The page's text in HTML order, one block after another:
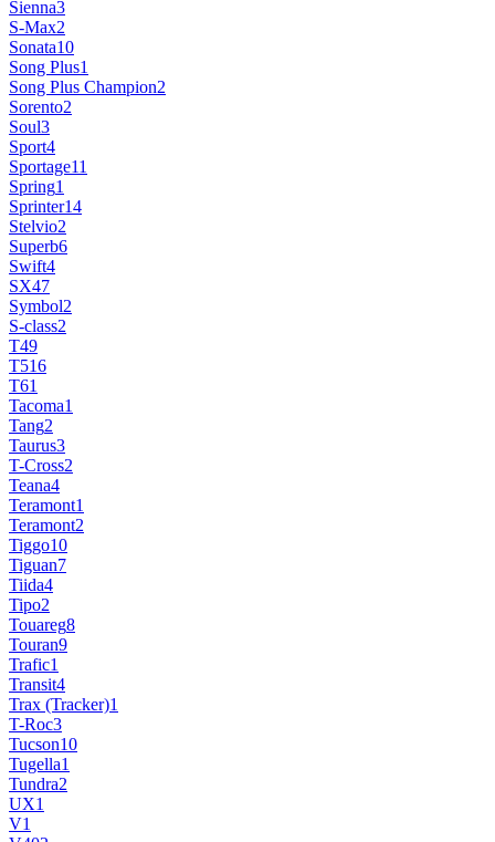
Sienna3
S-Max2
Sonata10
Song Plus1
Song Plus Champion2
Sorento2
Soul3
Sport4
Sportage11
Spring1
Sprinter14
Stelvio2
Superb6
Swift4
SX47
Symbol2
S-сlass2
T49
T516
T61
Tacoma1
Tang2
Taurus3
T-Cross2
Teana4
Teramont1
Teramont2
Tiggo10
Tiguan7
Tiida4
Tipo2
Touareg8
Touran9
Trafic1
Transit4
Trax (Tracker)1
T-Roc3
Tucson10
Tugella1
Tundra2
UX1
V1